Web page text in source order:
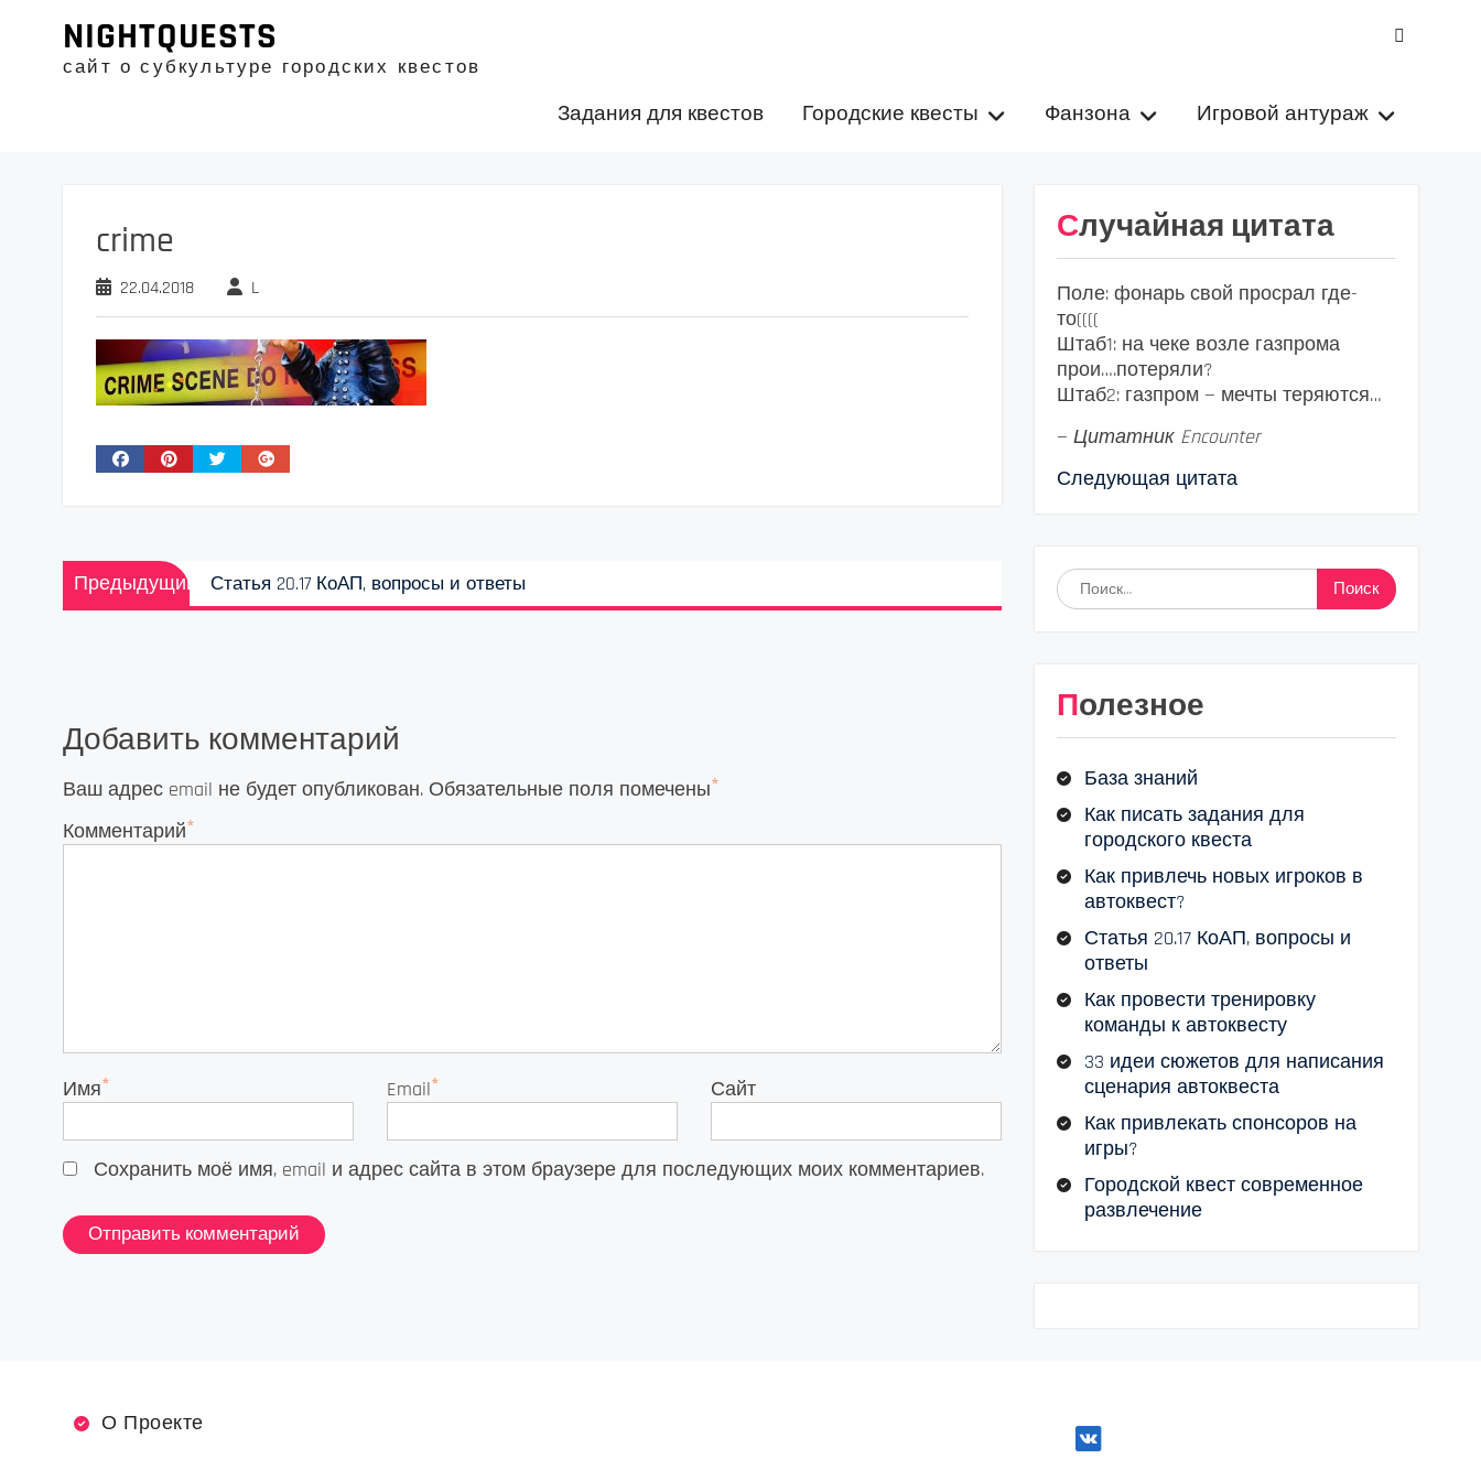
содержимому
NIGHTQUESTS
сайт о субкультуре городских квестов
Задания для квестов Городские квесты Фанзона Игровой антураж
crime
22.04.2018 L
Навигация
по
Предыдущий
Предыдущая
запись:
Статья 20.17 КоАП, вопросы и ответы
Добавить комментарий
Ваш адрес email не будет опубликован. Обязательные поля помечены*
Комментарий*
Имя* Email* Сайт
Сохранить моё имя, email и адрес сайта в этом браузере для последующих моих комментариев.
Случайная цитата
Поле: фонарь свой просрал где-
то((((
Штаб1: на чеке возле газпрома
прои….потеряли?
Штаб2: газпром — мечты теряются…
— Цитатник Encounter
Следующая цитата
Найти:
Полезное
База знаний
Как писать задания для
городского квеста
Как привлечь новых игроков в
автоквест?
Статья 20.17 КоАП, вопросы и
ответы
Как провести тренировку
команды к автоквесту
33 идеи сюжетов для написания
сценария автоквеста
Как привлекать спонсоров на
игры?
Городской квест современное
развлечение
О Проекте